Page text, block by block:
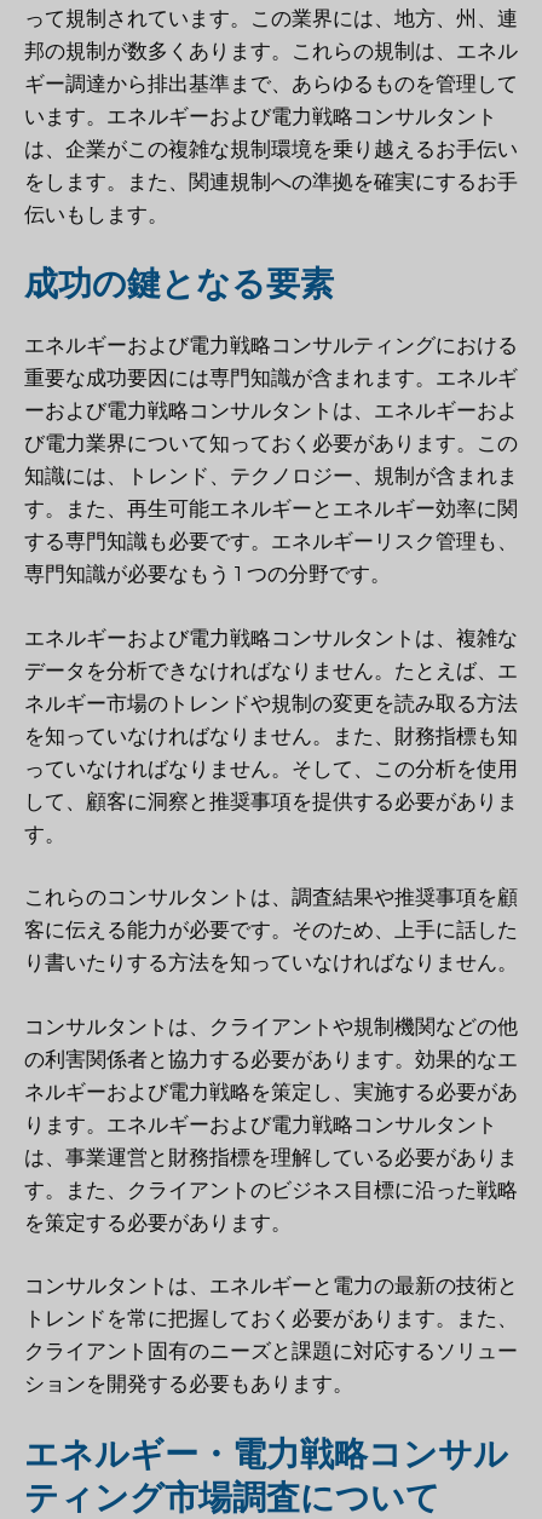
って規制されています。この業界には、地方、州、連
邦の規制が数多くあります。これらの規制は、エネル
ギー調達から排出基準まで、あらゆるものを管理して
います。エネルギーおよび電力戦略コンサルタント
は、企業がこの複雑な規制環境を乗り越えるお手伝い
をします。また、関連規制への準拠を確実にするお手
伝いもします。
成功の鍵となる要素
エネルギーおよび電力戦略コンサルティングにおける
重要な成功要因には専門知識が含まれます。エネルギ
ーおよび電力戦略コンサルタントは、エネルギーおよ
び電力業界について知っておく必要があります。この
知識には、トレンド、テクノロジー、規制が含まれま
す。また、再生可能エネルギーとエネルギー効率に関
する専門知識も必要です。エネルギーリスク管理も、
専門知識が必要なもう 1 つの分野です。
エネルギーおよび電力戦略コンサルタントは、複雑な
データを分析できなければなりません。たとえば、エ
ネルギー市場のトレンドや規制の変更を読み取る方法
を知っていなければなりません。また、財務指標も知
っていなければなりません。そして、この分析を使用
して、顧客に洞察と推奨事項を提供する必要がありま
す。
これらのコンサルタントは、調査結果や推奨事項を顧
客に伝える能力が必要です。そのため、上手に話した
り書いたりする方法を知っていなければなりません。
コンサルタントは、クライアントや規制機関などの他
の利害関係者と協力する必要があります。効果的なエ
ネルギーおよび電力戦略を策定し、実施する必要があ
ります。エネルギーおよび電力戦略コンサルタント
は、事業運営と財務指標を理解している必要がありま
す。また、クライアントのビジネス目標に沿った戦略
を策定する必要があります。
コンサルタントは、エネルギーと電力の最新の技術と
トレンドを常に把握しておく必要があります。また、
クライアント固有のニーズと課題に対応するソリュー
ションを開発する必要もあります。
エネルギー・電力戦略コンサル
ティング市場調査について